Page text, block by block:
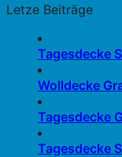
Letze Beiträge
Tagesdecke
Wolldecke
Tagesdecke
Tagesdecke